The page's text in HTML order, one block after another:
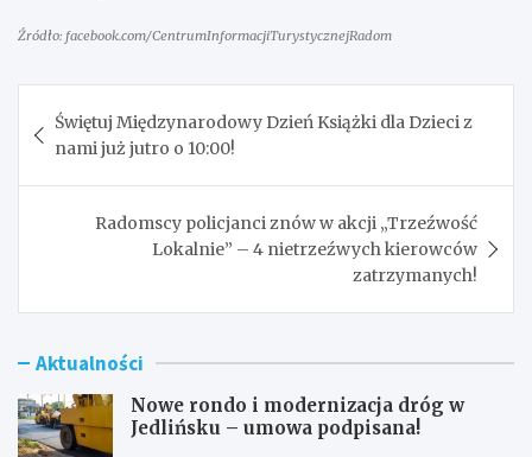
Źródło: facebook.com/CentrumInformacjiTurystycznejRadom
Nawigacja
wpisu
Świętuj Międzynarodowy Dzień Książki dla Dzieci z
nami już jutro o 10:00!
Radomscy policjanci znów w akcji „Trzeźwość
Lokalnie” – 4 nietrzeźwych kierowców
zatrzymanych!
Aktualności
Nowe rondo i modernizacja dróg w
Jedlińsku – umowa podpisana!